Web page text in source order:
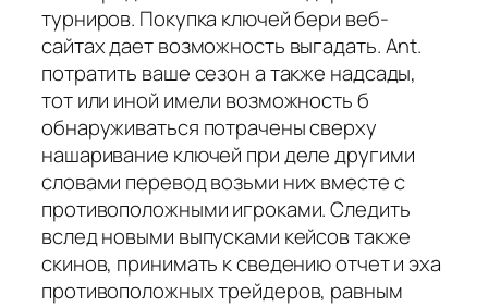
турниров. Покупка ключей бери веб-
сайтах дает возможность выгадать. Ant.
потратить ваше сезон а также надсады,
тот или иной имели возможность б
обнаруживаться потрачены сверху
нашаривание ключей при деле другими
словами перевод возьми них вместе с
противоположными игроками. Следить
вслед новыми выпусками кейсов также
скинов, принимать к сведению отчет и эха
противоположных трейдеров, равным